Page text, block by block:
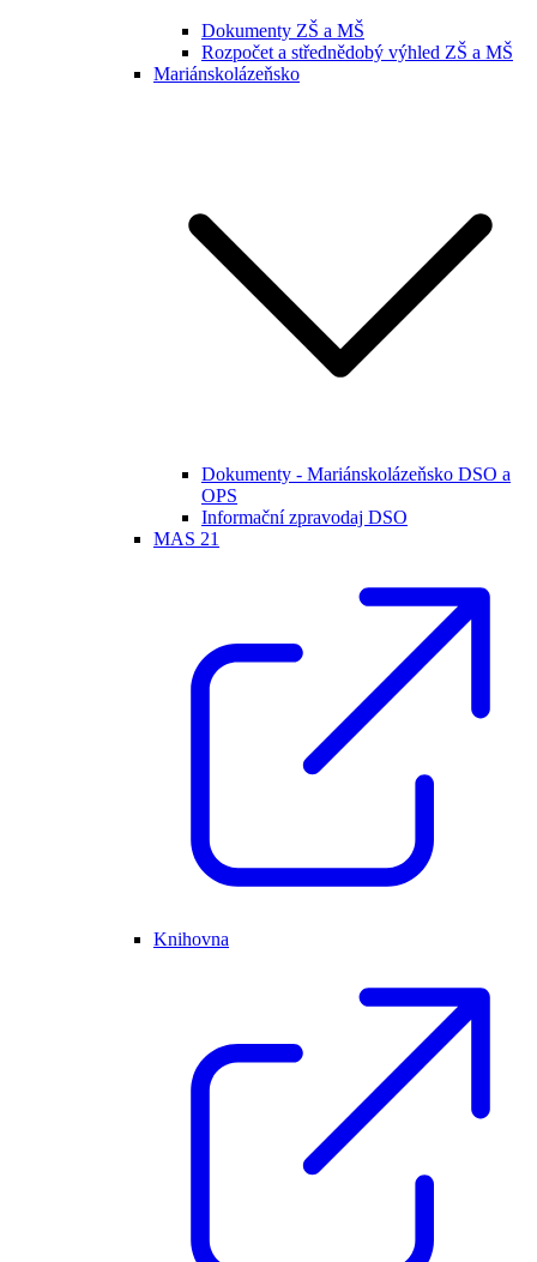
Dokumenty ZŠ a MŠ
Rozpočet a střednědobý výhled ZŠ a MŠ
Mariánskolázeňsko
Dokumenty - Mariánskolázeňsko DSO a
OPS
Informační zpravodaj DSO
MAS 21
Knihovna